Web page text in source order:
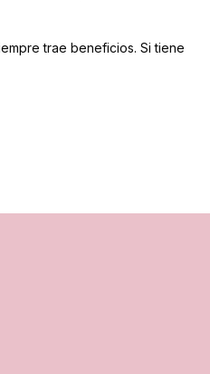
trae beneficios. Si tiene